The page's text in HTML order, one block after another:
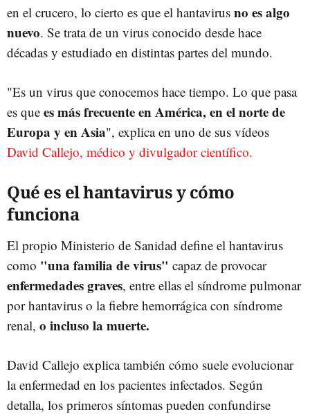
en el crucero, lo cierto es que el hantavirus no es algo
nuevo. Se trata de un virus conocido desde hace
décadas y estudiado en distintas partes del mundo.
"Es un virus que conocemos hace tiempo. Lo que pasa
es que es más frecuente en América, en el norte de
Europa y en Asia", explica en uno de sus vídeos
David Callejo, médico y divulgador científico.
Qué es el hantavirus y cómo
funciona
El propio Ministerio de Sanidad define el hantavirus
como "una familia de virus" capaz de provocar
enfermedades graves, entre ellas el síndrome pulmonar
por hantavirus o la fiebre hemorrágica con síndrome
renal, o incluso la muerte.
David Callejo explica también cómo suele evolucionar
la enfermedad en los pacientes infectados. Según
detalla, los primeros síntomas pueden confundirse